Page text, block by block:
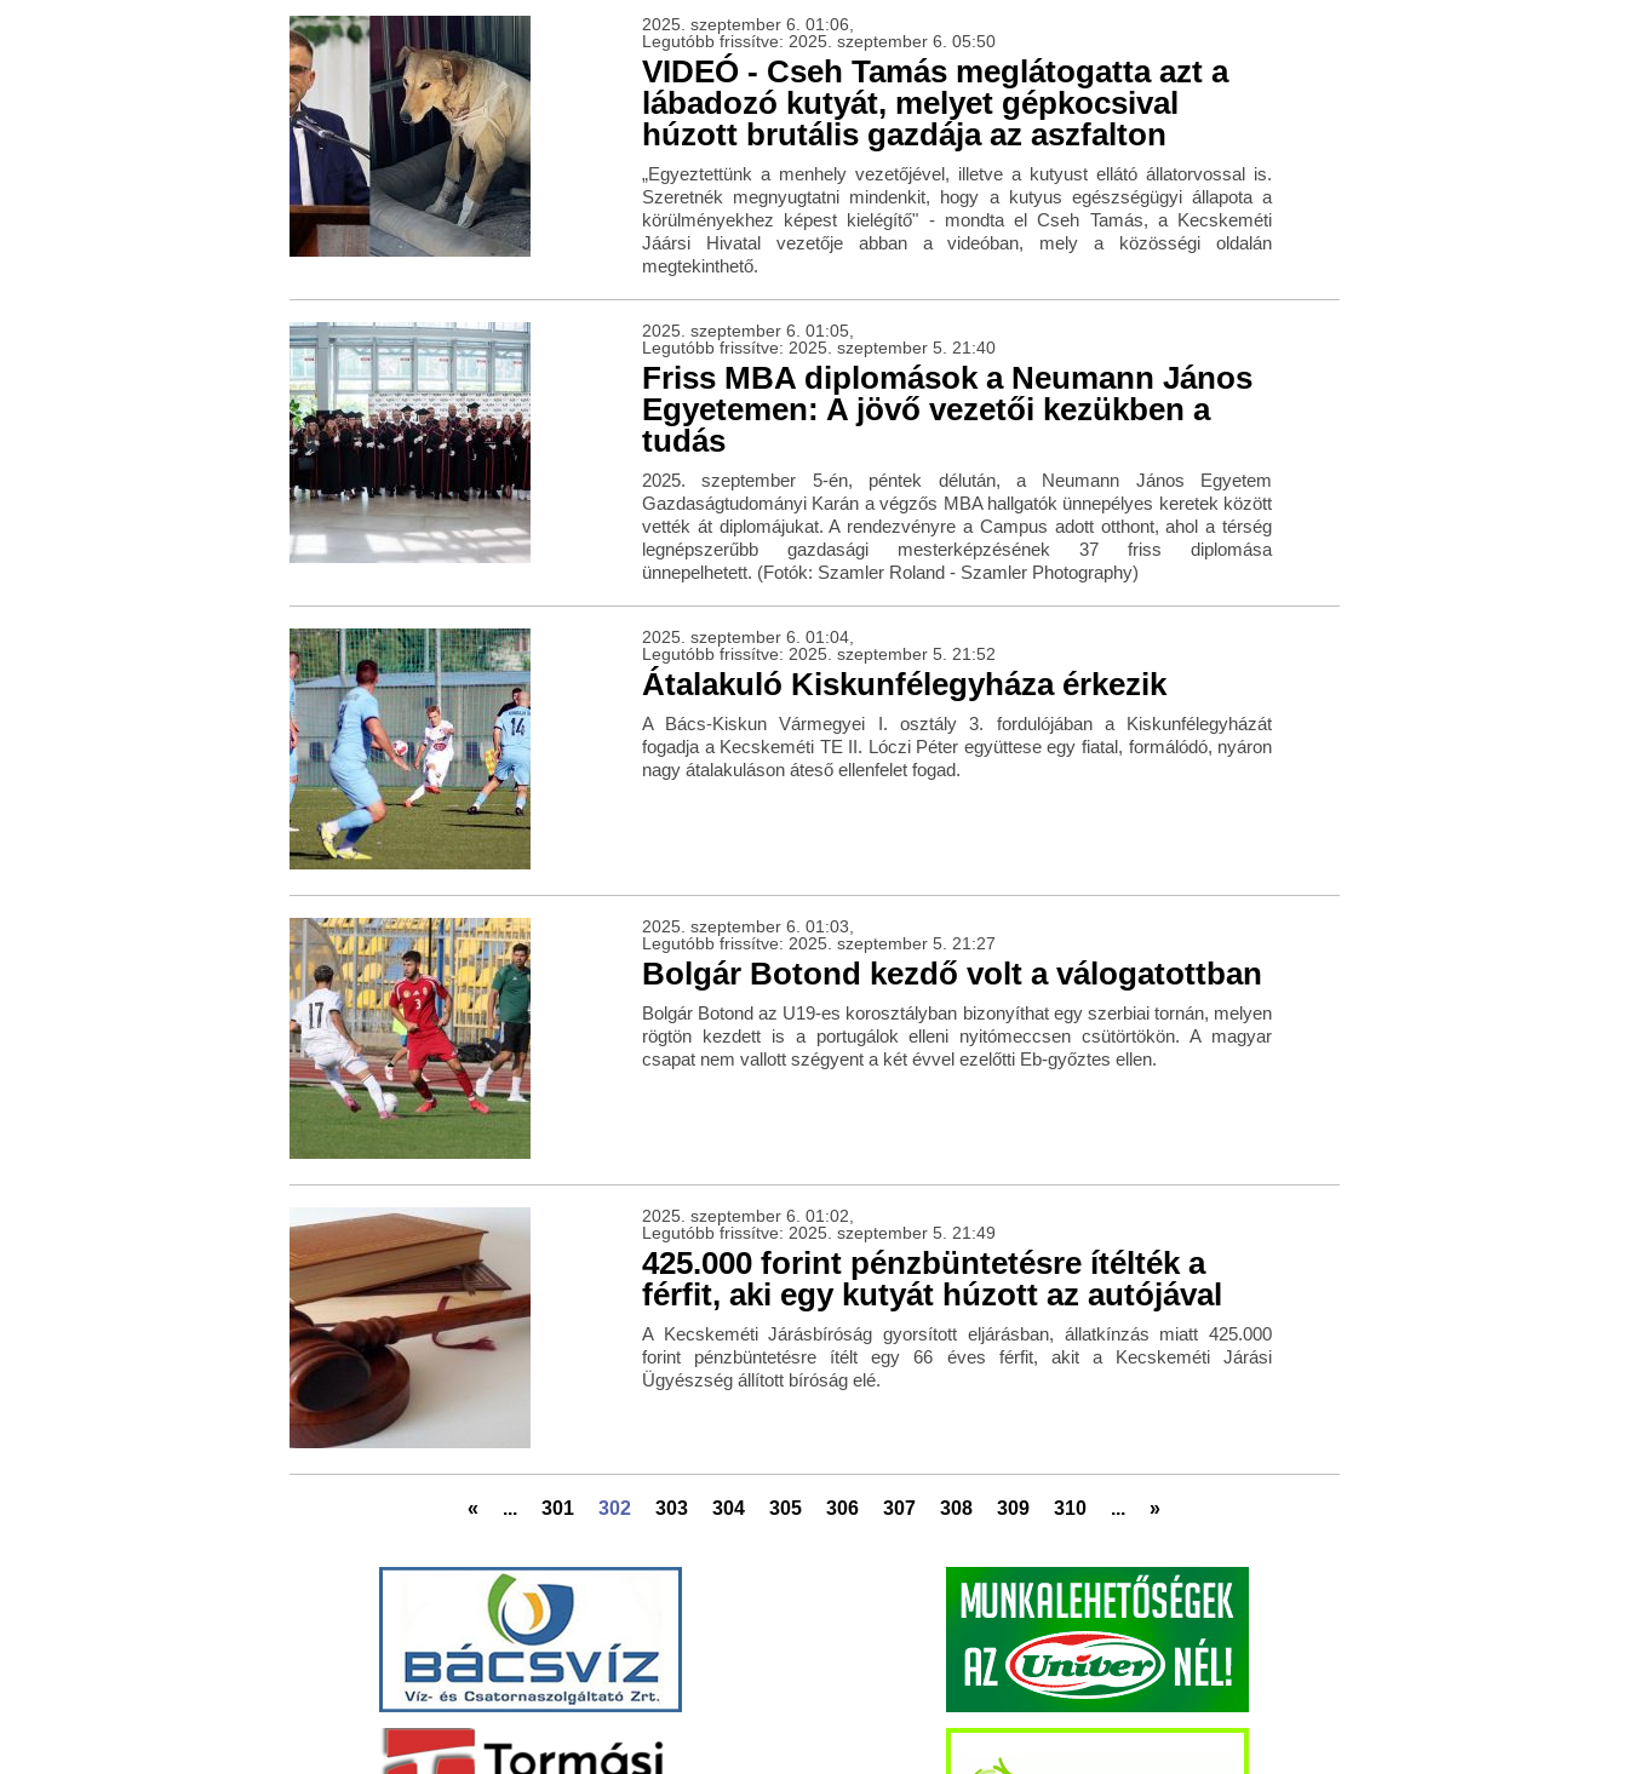
2025. szeptember 6. 01:06,
Legutóbb frissítve: 2025. szeptember 6. 05:50
VIDEÓ - Cseh Tamás meglátogatta azt a
lábadozó kutyát, melyet gépkocsival
húzott brutális gazdája az aszfalton
„Egyeztettünk a menhely vezetőjével, illetve a kutyust ellátó állatorvossal is.
Szeretnék megnyugtatni mindenkit, hogy a kutyus egészségügyi állapota a
körülményekhez képest kielégítő" - mondta el Cseh Tamás, a Kecskeméti
Jáársi Hivatal vezetője abban a videóban, mely a közösségi oldalán
megtekinthető.
2025. szeptember 6. 01:05,
Legutóbb frissítve: 2025. szeptember 5. 21:40
Friss MBA diplomások a Neumann János
Egyetemen: A jövő vezetői kezükben a
tudás
2025. szeptember 5-én, péntek délután, a Neumann János Egyetem
Gazdaságtudományi Karán a végzős MBA hallgatók ünnepélyes keretek között
vették át diplomájukat. A rendezvényre a Campus adott otthont, ahol a térség
legnépszerűbb gazdasági mesterképzésének 37 friss diplomása
ünnepelhetett. (Fotók: Szamler Roland - Szamler Photography)
2025. szeptember 6. 01:04,
Legutóbb frissítve: 2025. szeptember 5. 21:52
Átalakuló Kiskunfélegyháza érkezik
A Bács-Kiskun Vármegyei I. osztály 3. fordulójában a Kiskunfélegyházát
fogadja a Kecskeméti TE II. Lóczi Péter együttese egy fiatal, formálódó, nyáron
nagy átalakuláson áteső ellenfelet fogad.
2025. szeptember 6. 01:03,
Legutóbb frissítve: 2025. szeptember 5. 21:27
Bolgár Botond kezdő volt a válogatottban
Bolgár Botond az U19-es korosztályban bizonyíthat egy szerbiai tornán, melyen
rögtön kezdett is a portugálok elleni nyitómeccsen csütörtökön. A magyar
csapat nem vallott szégyent a két évvel ezelőtti Eb-győztes ellen.
2025. szeptember 6. 01:02,
Legutóbb frissítve: 2025. szeptember 5. 21:49
425.000 forint pénzbüntetésre ítélték a
férfit, aki egy kutyát húzott az autójával
A Kecskeméti Járásbíróság gyorsított eljárásban, állatkínzás miatt 425.000
forint pénzbüntetésre ítélt egy 66 éves férfit, akit a Kecskeméti Járási
Ügyészség állított bíróság elé.
« ... 301 302 303 304 305 306 307 308 309 310 ... »